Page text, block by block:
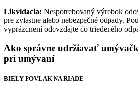
Likvidácia: Nespotrebovaný výrobok
pre zvlastne alebo nebezpečné odpady.
vyprázdnení odovzdajte do triedeného
Ako správne udržiavať
pri umývaní
BIELY POVLAK NA RIADE